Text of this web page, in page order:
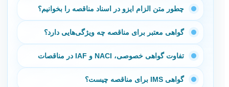
چطور متن الزام ایزو در اسناد مناقصه را بخوانیم؟
گواهی معتبر برای مناقصه چه ویژگی‌هایی دارد؟
تفاوت گواهی خصوصی، NACI و IAF در مناقصات
گواهی IMS برای مناقصه چیست؟